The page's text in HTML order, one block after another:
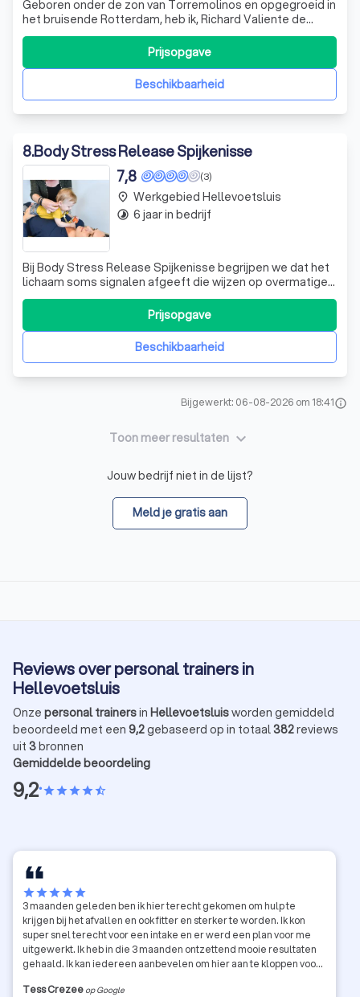
Geboren onder de zon van Torremolinos en opgegroeid in
het bruisende Rotterdam, heb ik, Richard Valiente de
Bruin, mijn passie voor sport en coaching ontdekt tijdens
mijn basketbalcarrière. Het coachen en motiveren van
teamgenoten om hun potentieel te maximaliseren, gaf mij
veel voldoening, vooral tBeschikbaarheid
Prijsopgave
8.Body Stress Release Spijkenisse
(3)
7,8
Bij Body Stress Release Spijkenisse begrijpen we dat het
lichaam soms signalen afgeeft die wijzen op overmatige
spanning. Onze techniek, ontwikkeld om vastgezette
spierspanning te verlichten, activeert het
zelfherstellende vermogen van uw lichaam. Wij richten
ons op het herstel van de natuurlijke co
Beschikbaarheid
Prijsopgave
place Werkgebied Hellevoetsluis
timelapse 6 jaar in bedrijf
Bijgewerkt: 06-08-2026 om 18:41info
Toon meer resultaten keyboard_arrow_down
Jouw bedrijf niet in de lijst?
Meld je gratis aan
Reviews over personal trainers in
Hellevoetsluis
Onze personal trainersin Hellevoetsluisworden gemiddeld
beoordeeld met een 9,2gebaseerd op in totaal382reviews
uit 3bronnen
Gemiddelde beoordeling
9,2•starstarstarstarstar_half
starstarstarstarstar
3 maanden geleden ben ik hier terecht gekomen om hulp te
krijgen bij het afvallen en ook fitter en sterker te worden. Ik kon
super snel terecht voor een intake en er werd een plan voor me
uitgewerkt. Ik heb in die 3 maanden ontzettend mooie resultaten
gehaald. Ik kan iedereen aanbevelen om hier aan te kloppen voor
Tess Crezee op Google